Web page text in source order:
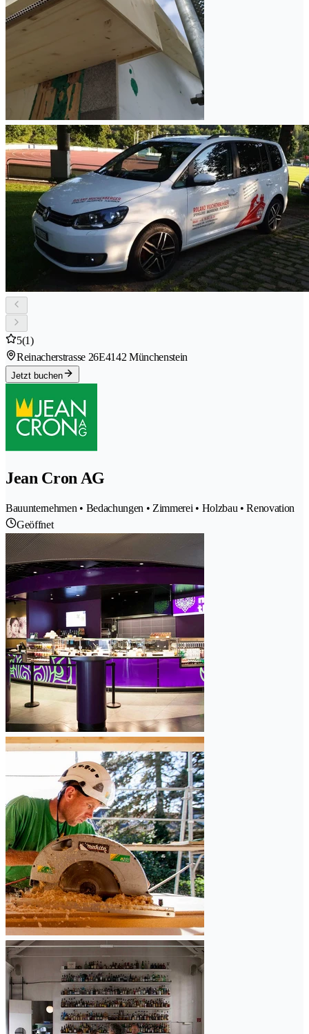
5(1)
Reinacherstrasse 26E4142 Münchenstein
Jetzt buchen
Jean Cron AG
Bauunternehmen • Bedachungen • Zimmerei • Holzbau • Renovation
Geöffnet